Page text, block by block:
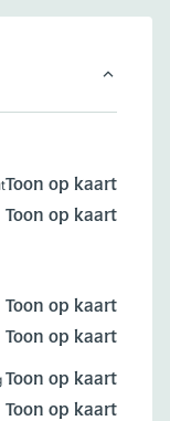
Toon op kaart
Toon op kaart
Toon op kaart
Toon op kaart
Toon op kaart
Toon op kaart